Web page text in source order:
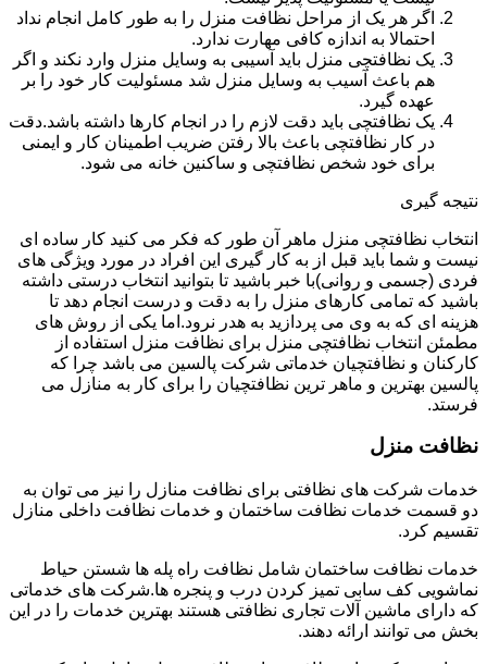
اگر هر یک از مراحل نظافت منزل را به طور کامل انجام نداد
احتمالا به اندازه کافی مهارت ندارد.
یک نظافتچی منزل باید آسیبی به وسایل منزل وارد نکند و اگر
هم باعث آسیب به وسایل منزل شد مسئولیت کار خود را بر
عهده گیرد.
یک نظافتچی باید دقت لازم را در انجام کارها داشته باشد.دقت
در کار نظافتچی باعث بالا رفتن ضریب اطمینان کار و ایمنی
برای خود شخص نظافتچی و ساکنین خانه می شود.
نتیجه گیری
انتخاب نظافتچی منزل ماهر آن طور که فکر می کنید کار ساده ای
نیست و شما باید قبل از به کار گیری این افراد در مورد ویژگی های
فردی (جسمی و روانی)با خبر باشید تا بتوانید انتخاب درستی داشته
باشید که تمامی کارهای منزل را به دقت و درست انجام دهد تا
هزینه ای که به وی می پردازید به هدر نرود.اما یکی از روش های
مطمئن انتخاب نظافتچی منزل برای نظافت منزل استفاده از
کارکنان و نظافتچیان خدماتی شرکت پالسین می باشد چرا که
پالسین بهترین و ماهر ترین نظافتچیان را برای کار به منازل می
فرستد.
نظافت منزل
خدمات شرکت های نظافتی برای نظافت منازل را نیز می توان به
دو قسمت خدمات نظافت ساختمان و خدمات نظافت داخلی منازل
تقسیم کرد.
خدمات نظافت ساختمان شامل نظافت راه پله ها شستن حیاط
نماشویی کف سابی تمیز کردن درب و پنجره ها.شرکت های خدماتی
که دارای ماشین آلات تجاری نظافتی هستند بهترین خدمات را در این
بخش می توانند ارائه دهند.